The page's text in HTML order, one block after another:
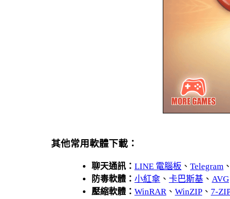
其他常用軟體下載：
聊天通訊： LINE 電腦板 、 Telegram、
防毒軟體： 小紅傘 、 卡巴斯基、 AVG
壓縮軟體： WinRAR、 WinZIP、 7-